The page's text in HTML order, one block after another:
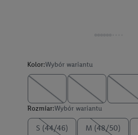
Kolor:Wybór wariantu
Rozmiar:Wybór wariantu
S (44/46) M (48/50)